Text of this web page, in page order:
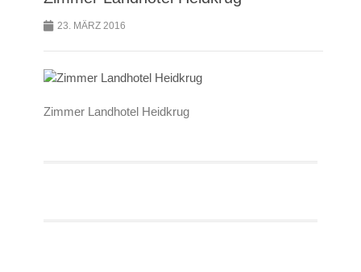
23. MÄRZ 2016
Zimmer Landhotel Heidkrug